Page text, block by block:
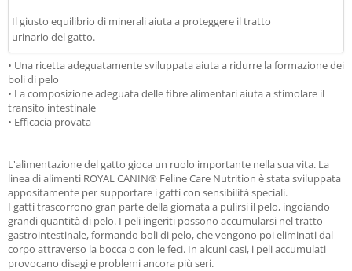
Il giusto equilibrio di minerali aiuta a proteggere il tratto
urinario del gatto.
• Una ricetta adeguatamente sviluppata aiuta a ridurre la formazione dei
boli di pelo
• La composizione adeguata delle fibre alimentari aiuta a stimolare il
transito intestinale
• Efficacia provata
L'alimentazione del gatto gioca un ruolo importante nella sua vita. La
linea di alimenti ROYAL CANIN® Feline Care Nutrition è stata sviluppata
appositamente per supportare i gatti con sensibilità speciali.
I gatti trascorrono gran parte della giornata a pulirsi il pelo, ingoiando
grandi quantità di pelo. I peli ingeriti possono accumularsi nel tratto
gastrointestinale, formando boli di pelo, che vengono poi eliminati dal
corpo attraverso la bocca o con le feci. In alcuni casi, i peli accumulati
provocano disagi e problemi ancora più seri.